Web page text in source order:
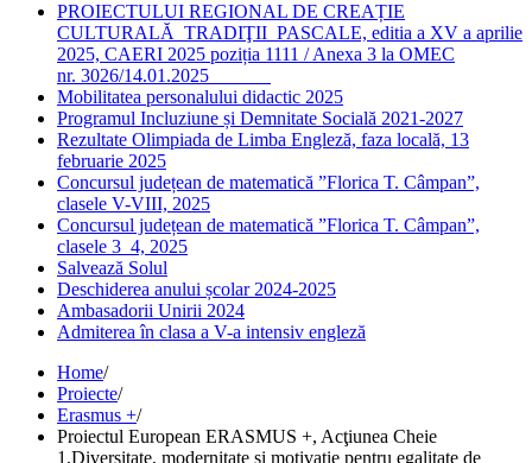
PROIECTULUI REGIONAL DE CREAȚIE
CULTURALĂ TRADIŢII PASCALE, editia a XV a aprilie
2025, CAERI 2025 poziția 1111 / Anexa 3 la OMEC
nr. 3026/14.01.2025
Mobilitatea personalului didactic 2025
Programul Incluziune și Demnitate Socială 2021-2027
Rezultate Olimpiada de Limba Engleză, faza locală, 13
februarie 2025
Concursul județean de matematică ”Florica T. Câmpan”,
clasele V-VIII, 2025
Concursul județean de matematică ”Florica T. Câmpan”,
clasele 3_4, 2025
Salvează Solul
Deschiderea anului școlar 2024-2025
Ambasadorii Unirii 2024
Admiterea în clasa a V-a intensiv engleză
Home/
Proiecte/
Erasmus +/
Proiectul European ERASMUS +, Acţiunea Cheie
1,Diversitate, modernitate și motivație pentru egalitate de